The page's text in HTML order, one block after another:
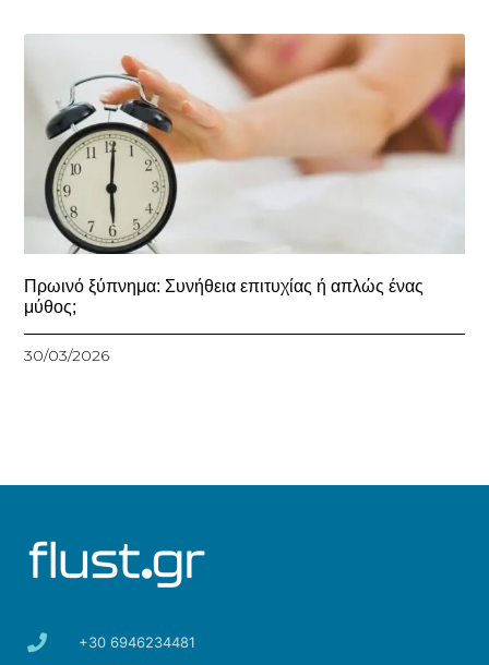
Πρωινό ξύπνημα: Συνήθεια επιτυχίας ή απλώς ένας
μύθος;
30/03/2026
+30 6946234481